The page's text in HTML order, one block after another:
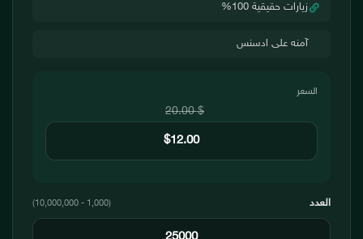
زيارات حقيقية 100%
آمنه على ادسنس
السعر
$ 20.00
العدد (1,000 - 10,000,000)